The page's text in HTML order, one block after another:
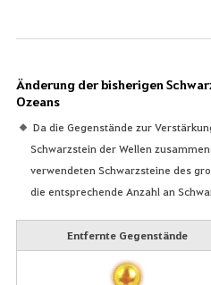
Änderung der bisherigen
Ozeans
Da die Gegenstände zur
Schwarzstein der Wellen
verwendeten Schwarzsteine des
die entsprechende Anzahl an
Entfernte Gegenstände